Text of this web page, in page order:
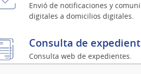
Envió de notificaciones y
digitales a domicilios digitales.
Consulta de
Consulta web de expedientes.